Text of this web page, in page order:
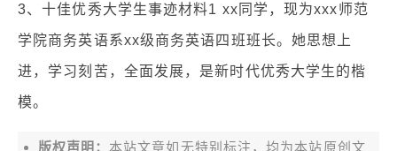
3、十佳优秀大学生事迹材料1 xx同学，现为xxx师范
学院商务英语系xx级商务英语四班班长。她思想上
进，学习刻苦，全面发展，是新时代优秀大学生的楷
模。
版权声明： 本站文章如无特别标注，均为本站原创文